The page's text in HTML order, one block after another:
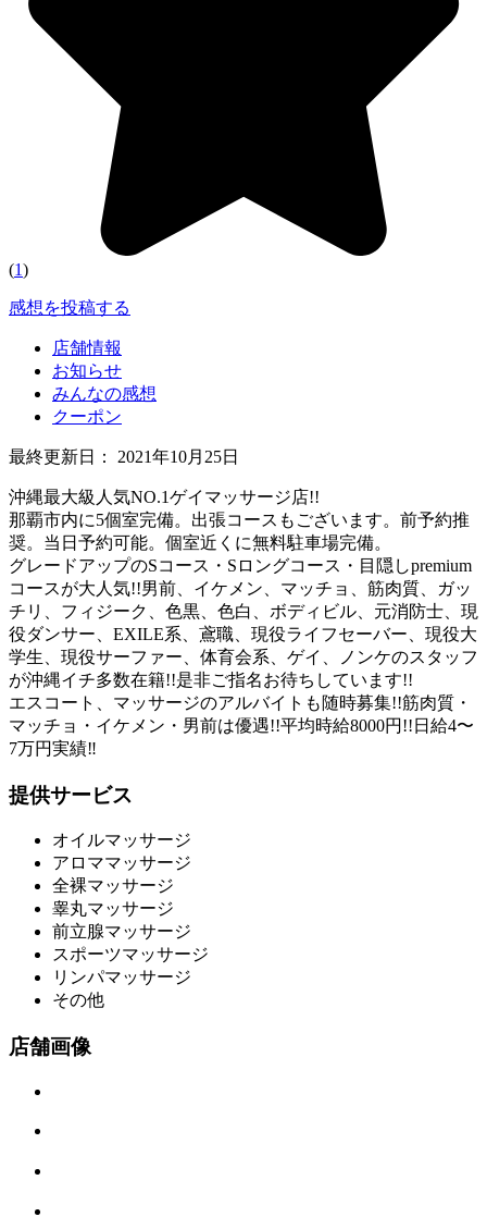
(1)
感想を投稿する
店舗情報
お知らせ
みんなの感想
クーポン
最終更新日： 2021年10月25日
沖縄最大級人気NO.1ゲイマッサージ店!!
那覇市内に5個室完備。出張コースもございます。前予約推
奨。当日予約可能。個室近くに無料駐車場完備。
グレードアップのSコース・Sロングコース・目隠しpremium
コースが大人気!!男前、イケメン、マッチョ、筋肉質、ガッ
チリ、フィジーク、色黒、色白、ボディビル、元消防士、現
役ダンサー、EXILE系、鳶職、現役ライフセーバー、現役大
学生、現役サーファー、体育会系、ゲイ、ノンケのスタッフ
が沖縄イチ多数在籍!!是非ご指名お待ちしています!!
エスコート、マッサージのアルバイトも随時募集!!筋肉質・
マッチョ・イケメン・男前は優遇!!平均時給8000円!!日給4〜
7万円実績‼︎
提供サービス
オイルマッサージ
アロママッサージ
全裸マッサージ
睾丸マッサージ
前立腺マッサージ
スポーツマッサージ
リンパマッサージ
その他
店舗画像